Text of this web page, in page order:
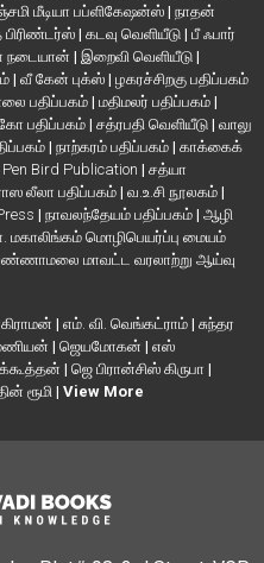
மீடியா பப்ளிகேஷன்ஸ் | நாதன்
| கடவு வெளியீடு | பீ ஃபார்
நடையான் | இறைவி வெளியீடு |
| வீ கேன் புக்ஸ் | ழகரச்சிறகு பதிப்பகம்
பதிப்பகம் | மதிமலர் பதிப்பகம் |
பதிப்பகம் | சத்ரபதி வெளியீடு | வாலு
| நாற்கரம் பதிப்பகம் | காக்கைக்
Pen Bird Publication | சத்யா
லீலா பதிப்பகம் | வ.உ.சி நூலகம் |
| நாவலந்தேயம் பதிப்பகம் | ஆழி
மகாலிங்கம் மொழிபெயர்ப்பு மையம்
மாவட்ட வரலாற்று ஆய்வு
| எம். வி. வெங்கட்ராம் | சுந்தர
| ஜெயமோகன் | எஸ்
| ஜெ பிரான்சிஸ் கிருபா |
ரூமி | View More